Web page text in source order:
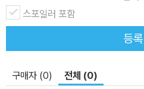
보 복합화, 분리주의 운동을 제시하
의 사례에서 정치적 갈등을 심화시
은 미국 대통령과 일본 수상 간의 정
조항’을 통해 한국안보에 대한 양국
통령과 사토 수상 사이의 회담에서
스포일러 포함
등록
구매자 (0) 전체 (0)